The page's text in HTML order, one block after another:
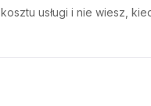
usługi i nie wiesz,